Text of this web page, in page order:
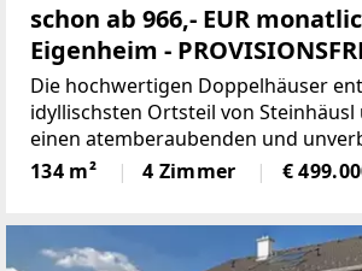
schon ab 966,- EUR
Eigenheim -
wohnen vor den Toren
Die hochwertigen Doppelhäuser
idyllischsten Ortsteil von Steinhäusl
einen atemberaubenden und
Panoramablick vom traumhaften
einer ruhigen Sackgasse genießen
134 m² 4 Zimmer €